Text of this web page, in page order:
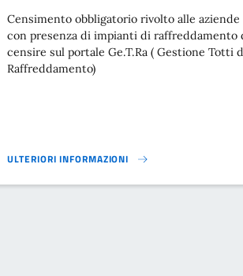
Censimento obbligatorio rivolto alle aziende
con presenza di impianti di raffreddamento
censire sul portale Ge.T.Ra ( Gestione Totti
Raffreddamento)
ULTERIORI INFORMAZIONI
TORRI DI RAFFREDDAMENTO / CONDENSATORI